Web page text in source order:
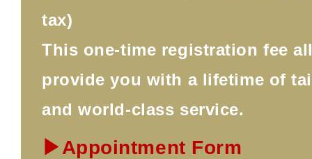
tax)
This one-time registration fee
provide you with a lifetime of
and world-class service.
▶Appointment Form